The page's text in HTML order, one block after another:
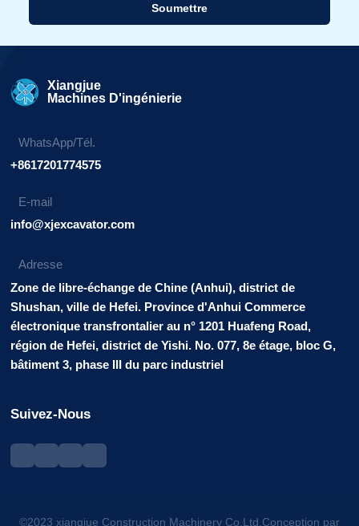
Soumettre
Xiangjue
Machines D'ingénierie
WhatsApp/Tél.
+8617201774575
E-mail
info@xjexcavator.com
Adresse
Zone de libre-échange de Chine (Anhui), district de
Shushan, ville de Hefei. Province d'Anhui Commerce
électronique transfrontalier au n° 1201 Huafeng Road,
région de Hefei, district de Yishi. No. 077, 8e étage, bloc G,
bâtiment 3, phase III du parc industriel
Suivez-Nous
©2023 xiangjue Construction Machinery Co.Ltd.Conception par